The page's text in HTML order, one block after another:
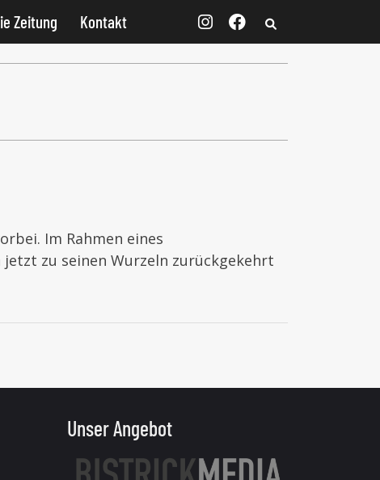
Zeitung Kontakt
Im Rahmen eines
zu seinen Wurzeln zurückgekehrt
Unser Angebot